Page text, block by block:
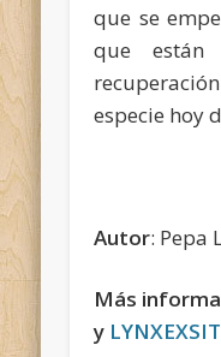
que se
que están
especie hoy
Autor: Pepa
Más
y